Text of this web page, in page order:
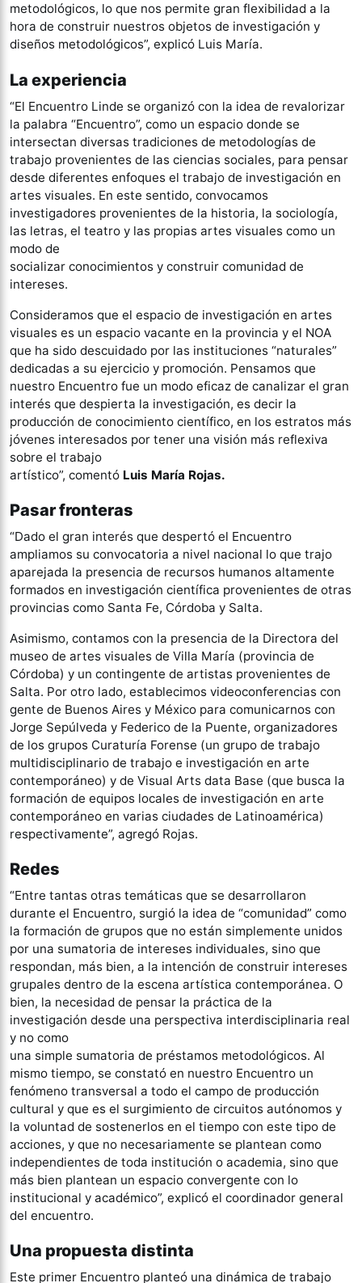
metodológicos, lo que nos permite gran flexibilidad a la
hora de construir nuestros objetos de investigación y
diseños metodológicos”, explicó Luis María.
La experiencia
“El Encuentro Linde se organizó con la idea de revalorizar
la palabra “Encuentro”, como un espacio donde se
intersectan diversas tradiciones de metodologías de
trabajo provenientes de las ciencias sociales, para pensar
desde diferentes enfoques el trabajo de investigación en
artes visuales. En este sentido, convocamos
investigadores provenientes de la historia, la sociología,
las letras, el teatro y las propias artes visuales como un
modo de
socializar conocimientos y construir comunidad de
intereses.
Consideramos que el espacio de investigación en artes
visuales es un espacio vacante en la provincia y el NOA
que ha sido descuidado por las instituciones “naturales”
dedicadas a su ejercicio y promoción. Pensamos que
nuestro Encuentro fue un modo eficaz de canalizar el gran
interés que despierta la investigación, es decir la
producción de conocimiento científico, en los estratos más
jóvenes interesados por tener una visión más reflexiva
sobre el trabajo
artístico”, comentó Luis María Rojas.
Pasar fronteras
“Dado el gran interés que despertó el Encuentro
ampliamos su convocatoria a nivel nacional lo que trajo
aparejada la presencia de recursos humanos altamente
formados en investigación científica provenientes de otras
provincias como Santa Fe, Córdoba y Salta.
Asimismo, contamos con la presencia de la Directora del
museo de artes visuales de Villa María (provincia de
Córdoba) y un contingente de artistas provenientes de
Salta. Por otro lado, establecimos videoconferencias con
gente de Buenos Aires y México para comunicarnos con
Jorge Sepúlveda y Federico de la Puente, organizadores
de los grupos Curaturía Forense (un grupo de trabajo
multidisciplinario de trabajo e investigación en arte
contemporáneo) y de Visual Arts data Base (que busca la
formación de equipos locales de investigación en arte
contemporáneo en varias ciudades de Latinoamérica)
respectivamente”, agregó Rojas.
Redes
“Entre tantas otras temáticas que se desarrollaron
durante el Encuentro, surgió la idea de “comunidad” como
la formación de grupos que no están simplemente unidos
por una sumatoria de intereses individuales, sino que
respondan, más bien, a la intención de construir intereses
grupales dentro de la escena artística contemporánea. O
bien, la necesidad de pensar la práctica de la
investigación desde una perspectiva interdisciplinaria real
y no como
una simple sumatoria de préstamos metodológicos. Al
mismo tiempo, se constató en nuestro Encuentro un
fenómeno transversal a todo el campo de producción
cultural y que es el surgimiento de circuitos autónomos y
la voluntad de sostenerlos en el tiempo con este tipo de
acciones, y que no necesariamente se plantean como
independientes de toda institución o academia, sino que
más bien plantean un espacio convergente con lo
institucional y académico”, explicó el coordinador general
del encuentro.
Una propuesta distinta
Este primer Encuentro planteó una dinámica de trabajo